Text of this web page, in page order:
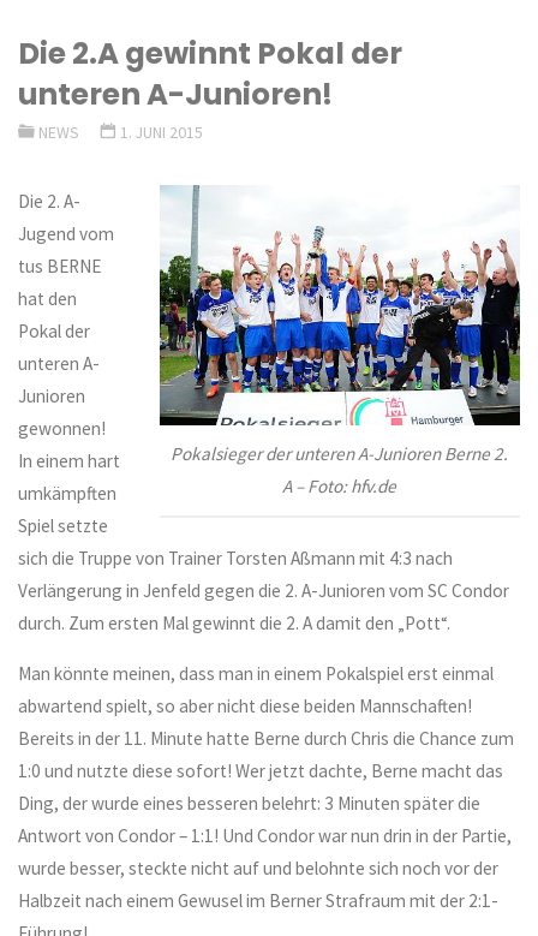
Die 2.A gewinnt Pokal der
unteren A-Junioren!
NEWS 1. JUNI 2015
Pokalsieger der unteren A-Junioren Berne 2.
A – Foto: hfv.de
Die 2. A-
Jugend vom
tus BERNE
hat den
Pokal der
unteren A-
Junioren
gewonnen!
In einem hart
umkämpften
Spiel setzte
sich die Truppe von Trainer Torsten Aßmann mit 4:3 nach
Verlängerung in Jenfeld gegen die 2. A-Junioren vom SC Condor
durch. Zum ersten Mal gewinnt die 2. A damit den „Pott“.
Man könnte meinen, dass man in einem Pokalspiel erst einmal
abwartend spielt, so aber nicht diese beiden Mannschaften!
Bereits in der 11. Minute hatte Berne durch Chris die Chance zum
1:0 und nutzte diese sofort! Wer jetzt dachte, Berne macht das
Ding, der wurde eines besseren belehrt: 3 Minuten später die
Antwort von Condor – 1:1! Und Condor war nun drin in der Partie,
wurde besser, steckte nicht auf und belohnte sich noch vor der
Halbzeit nach einem Gewusel im Berner Strafraum mit der 2:1-